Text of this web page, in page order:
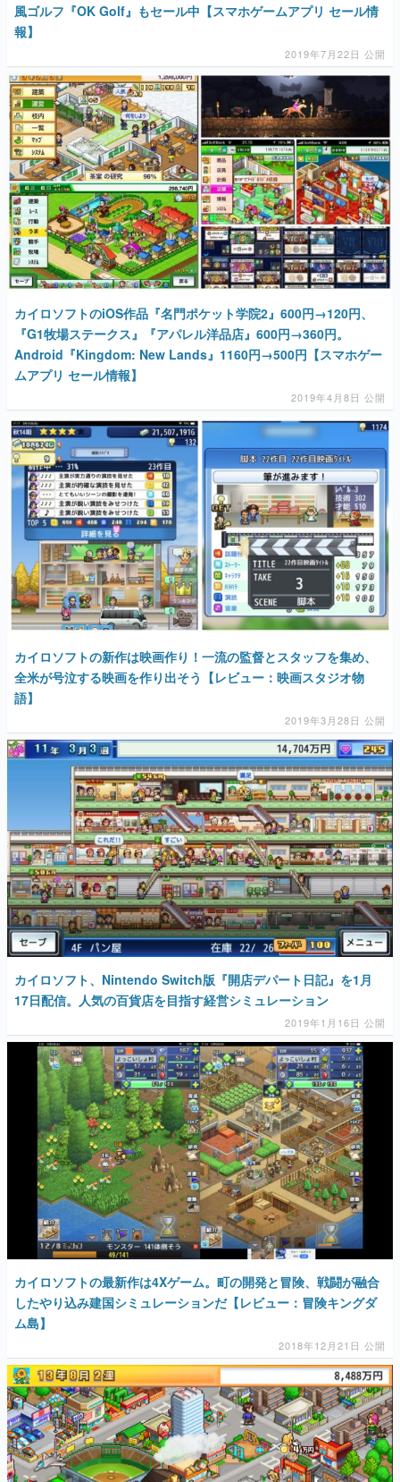
風ゴルフ『OK Golf』もセール中【スマホゲームアプリ セール情
報】
2019年7月22日 公開
カイロソフトのiOS作品『名門ポケット学院2』600円→120円、
『G1牧場ステークス』『アパレル洋品店』600円→360円。
Android『Kingdom: New Lands』1160円→500円【スマホゲー
ムアプリ セール情報】
2019年4月8日 公開
カイロソフトの新作は映画作り！一流の監督とスタッフを集め、
全米が号泣する映画を作り出そう【レビュー：映画スタジオ物
語】
2019年3月28日 公開
カイロソフト、Nintendo Switch版『開店デパート日記』を1月
17日配信。人気の百貨店を目指す経営シミュレーション
2019年1月16日 公開
カイロソフトの最新作は4Xゲーム。町の開発と冒険、戦闘が融合
したやり込み建国シミュレーションだ【レビュー：冒険キングダ
ム島】
2018年12月21日 公開